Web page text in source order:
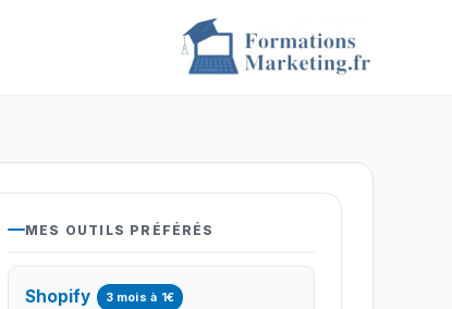
MES OUTILS PRÉFÉRÉS
Shopify 3 mois à 1€